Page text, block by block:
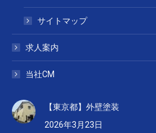
サイトマップ
求人案内
当社CM
【東京都】外壁塗装
2026年3月23日